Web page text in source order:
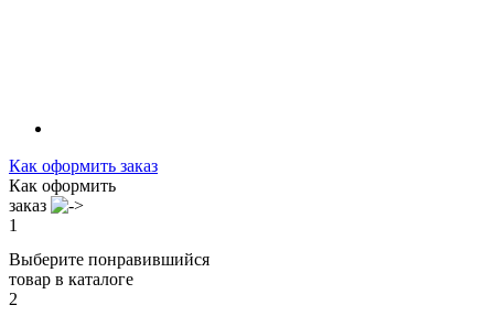
Как оформить заказ
Как оформить
заказ
1
Выберите понравившийся
товар в каталоге
2